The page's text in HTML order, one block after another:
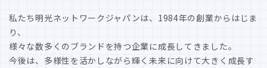
私たち明光ネットワークジャパンは、1984年の創業からはじま
り、
様々な数多くのブランドを持つ企業に成長してきました。
今後は、多様性を活かしながら輝く未来に向けて大きく成長す